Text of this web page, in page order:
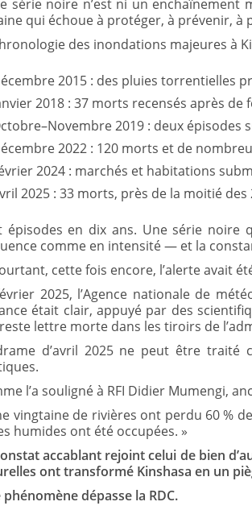
série noire n’est ni un enchaînement
qui échoue à protéger, à prévenir, à
des inondations majeures à
2015 : des pluies torrentielles
2018 : 37 morts recensés après de
2019 : deux épisodes
2022 : 120 morts et de
2024 : marchés et habitations
2025 : 33 morts, près de la moitié
épisodes en dix ans. Une série noire
comme en intensité — et la
cette fois encore, l’alerte avait
2025, l’Agence nationale de
était clair, appuyé par des
lettre morte dans les tiroirs de
d’avril 2025 ne peut être traité
l’a souligné à RFI Didier Mumengi,
vingtaine de rivières ont perdu 60 %
humides ont été occupées. »
accablant rejoint celui de bien
ont transformé Kinshasa en un
phénomène dépasse la RDC.